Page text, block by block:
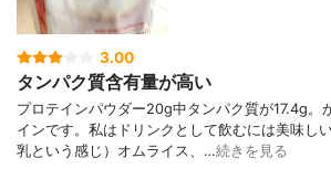
3.00
タンパク質含有量が高い
プロテインパウダー20g中タンパク質が17.4g。
インです。私はドリンクとして飲むには美味し
乳という感じ）オムライス、…続きを見る